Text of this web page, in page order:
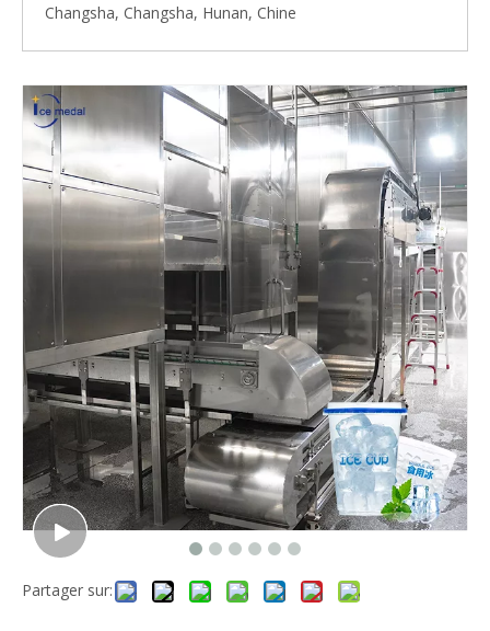
Changsha, Changsha, Hunan, Chine
Partager sur: